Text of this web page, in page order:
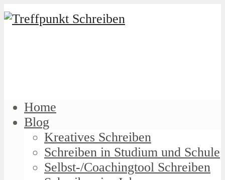
Home
Blog
Kreatives Schreiben
Schreiben in Studium und Schule
Selbst-/Coachingtool Schreiben